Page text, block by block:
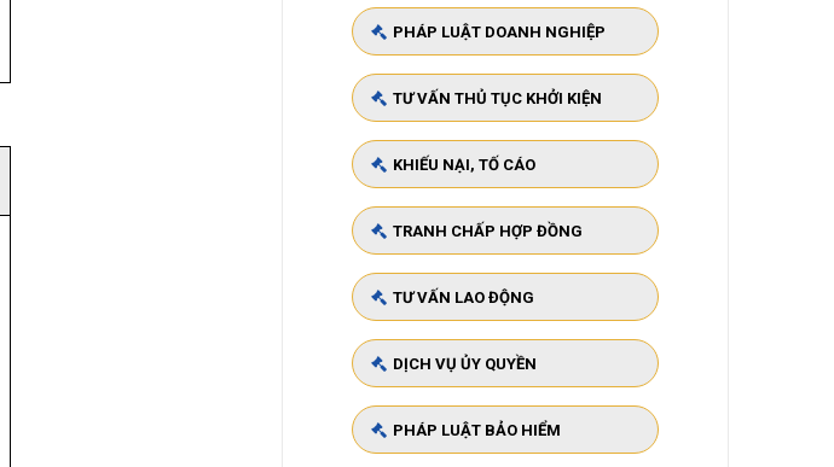
PHÁP LUẬT DOANH NGHIỆP
TƯ VẤN THỦ TỤC KHỞI KIỆN
KHIẾU NẠI, TỐ CÁO
TRANH CHẤP HỢP ĐỒNG
TƯ VẤN LAO ĐỘNG
DỊCH VỤ ỦY QUYỀN
PHÁP LUẬT BẢO HIỂM